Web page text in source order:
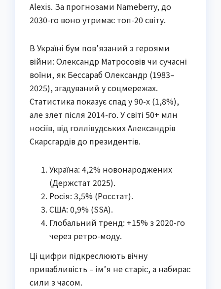
Alexis. За прогнозами Nameberry, до
2030-го воно утримає топ-20 світу.
В Україні бум пов’язаний з героями
війни: Олександр Матросовів чи сучасні
воїни, як Бессараб Олександр (1983–
2025), згадуваний у соцмережах.
Статистика показує спад у 90-х (1,8%),
але злет після 2014-го. У світі 50+ млн
носіїв, від голлівудських Александрів
Скарсгардів до президентів.
Україна: 4,2% новонароджених
(Держстат 2025).
Росія: 3,5% (Росстат).
США: 0,9% (SSA).
Глобальний тренд: +15% з 2020-го
через ретро-моду.
Ці цифри підкреслюють вічну
привабливість – ім’я не старіє, а набирає
сили з часом.